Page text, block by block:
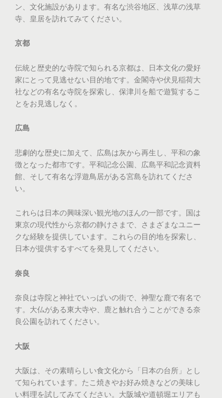
ン、文化施設があります。有名な渋谷地区、浅草の浅草
寺、皇居を訪れてみてください。
京都
伝統と歴史的な寺院で知られる京都は、日本文化の愛好
家にとって見逃せない目的地です。金閣寺や伏見稲荷大
社などの有名な寺院を探索し、保津川を船で遊覧するこ
とをお見逃しなく。
広島
悲劇的な歴史に加えて、広島は灰から再生し、平和の象
徴となった都市です。平和記念公園、広島平和記念資料
館、そして有名な浮遊鳥居がある宮島を訪れてくださ
い。
これらは日本の興味深い観光地のほんの一部です。国は
東京の現代性から京都の静けさまで、さまざまなユニー
クな経験を提供しています。これらの目的地を探索し、
日本が提供するすべてを発見してください。
奈良
奈良は寺院と神社でいっぱいの街で、神聖な鹿で有名で
す。大仏がある東大寺や、鹿と触れ合うことができる奈
良公園を訪れてください。
大阪
大阪は、その素晴らしい食文化から「日本の台所」とし
て知られています。たこ焼きやお好み焼きなどの美味し
い料理を試してみてください。大阪城や道頓堀エリアも